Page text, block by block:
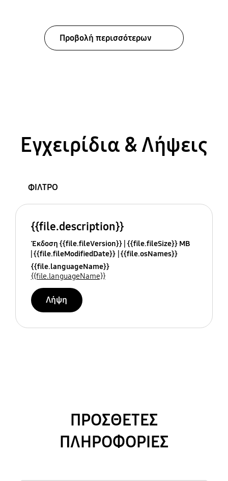
Προβολή περισσότερων
Εγχειρίδια & Λήψεις
ΦΙΛΤΡΟ
{{file.description}}
Έκδοση {{file.fileVersion}} {{file.fileSize}} MB
{{file.fileModifiedDate}} {{file.osNames}}
{{file.languageName}}
{{file.languageName}}
Λήψη
ΠΡΟΣΘΕΤΕΣ
ΠΛΗΡΟΦΟΡΙΕΣ